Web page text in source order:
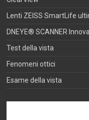
Lenti ZEISS SmartLife
DNEYE® SCANNER
Test della vista
Fenomeni ottici
Esame della vista